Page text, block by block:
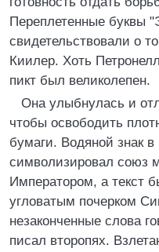
Переплетенные буквы
свидетельствовали о
Киилер. Хоть
пикт был великолепен.
Она улыбнулась и
чтобы освободить
бумаги. Водяной знак в
символизировал союз
Императором, а текст
угловатым почерком
незаконченные слова
писал второпях.